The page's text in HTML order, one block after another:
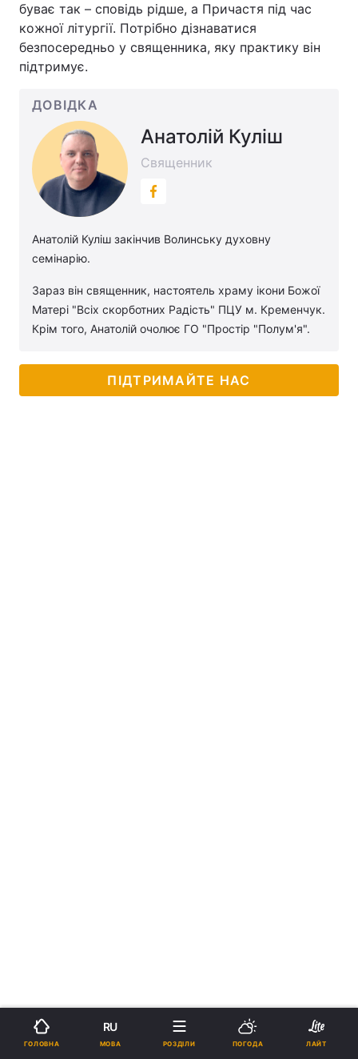
буває так – сповідь рідше, а Причастя під час
кожної літургії. Потрібно дізнаватися
безпосередньо у священника, яку практику він
підтримує.
ДОВІДКА
Анатолій Куліш
Священник
Анатолій Куліш закінчив Волинську духовну
семінарію.
Зараз він священник, настоятель храму ікони Божої
Матері "Всіх скорботних Радість" ПЦУ м. Кременчук.
Крім того, Анатолій очолює ГО "Простір "Полум'я".
ПІДТРИМАЙТЕ НАС
Новини Україна рус
ГОЛОВНА
RU
МОВА РОЗДІЛИ ПОГОДА ЛАЙТ